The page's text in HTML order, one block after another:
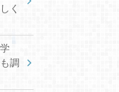
く
調